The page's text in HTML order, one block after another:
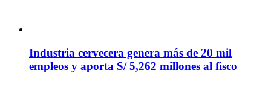
Industria cervecera genera más de 20 mil
empleos y aporta S/ 5,262 millones al fisco